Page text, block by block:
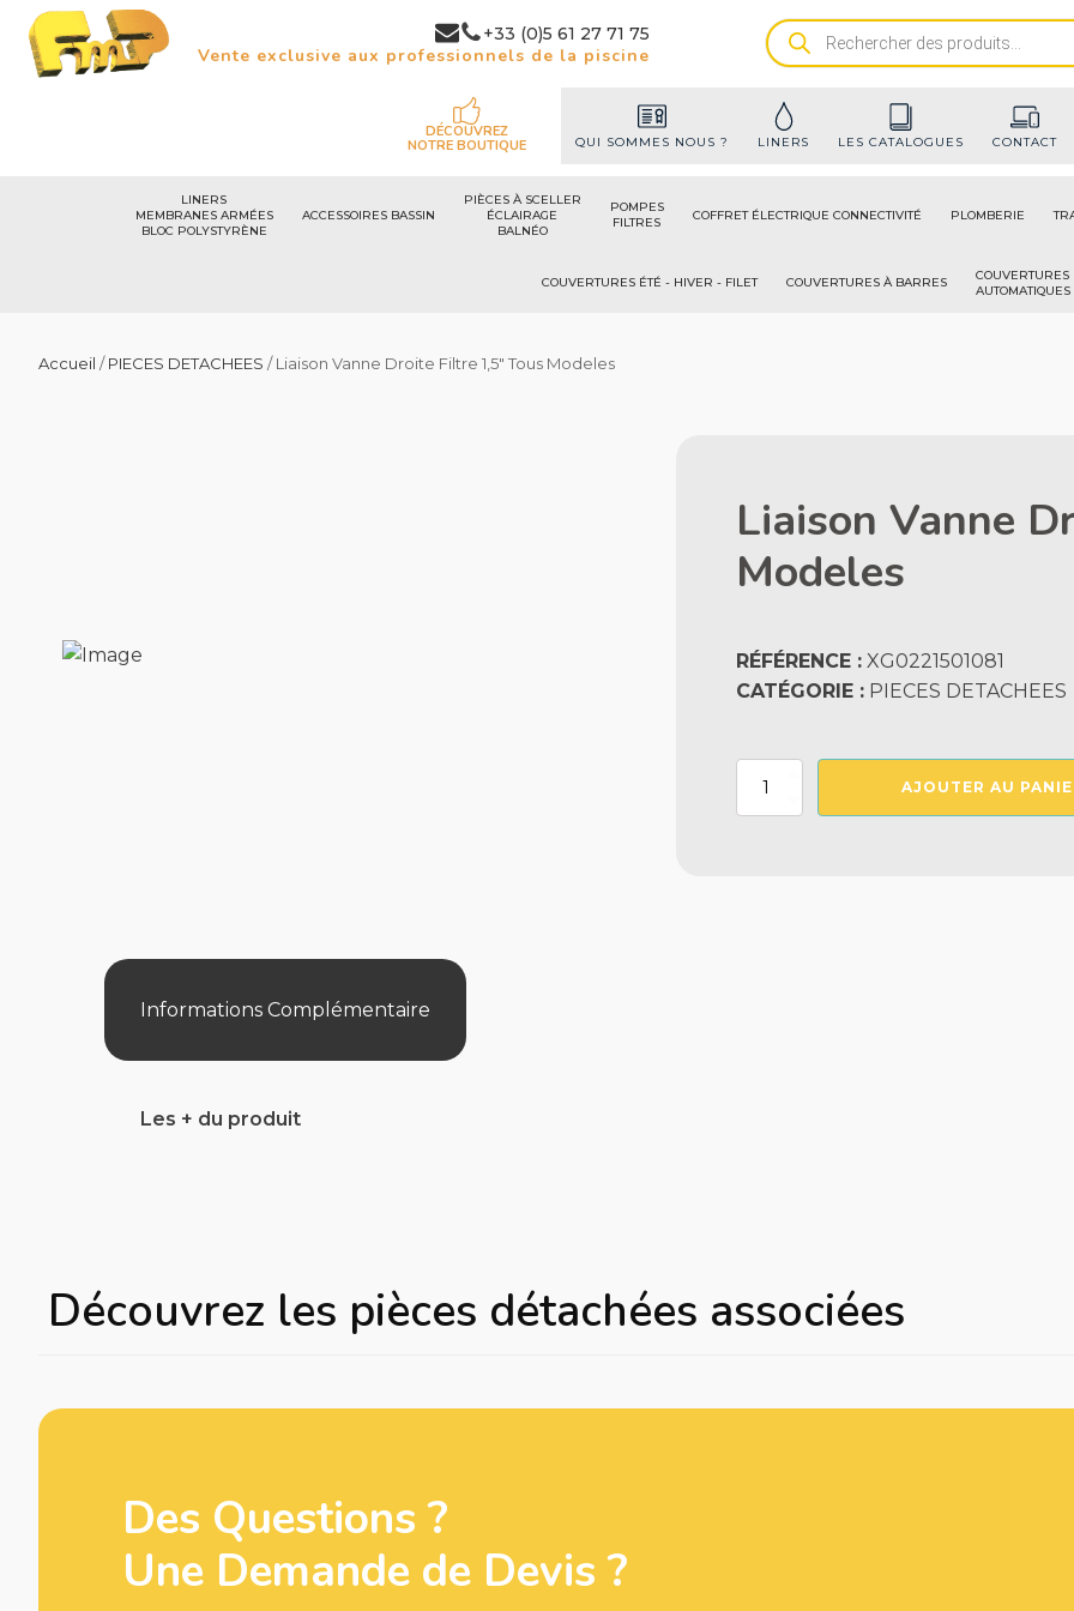
+33 (0)5 61 27 71 75
Vente exclusive aux professionnels de la piscine
Recherche
de
DÉCOUVREZ
NOTRE BOUTIQUE
QUI SOMMES NOUS ? LINERS LES CATALOGUES CONTACT
LINERS
MEMBRANES ARMÉES
BLOC POLYSTYRÈNE
ACCESSOIRES BASSIN
PIÈCES À SCELLER
ÉCLAIRAGE
BALNÉO
POMPES
FILTRES
COFFRET ÉLECTRIQUE CONNECTIVITÉ PLOMBERIE
COUVERTURES ÉTÉ - HIVER - FILET COUVERTURES À BARRES
COUVERTURES
AUTOMATIQUES
Accueil /PIECES DETACHEES / Liaison Vanne Droite Filtre 1,5" Tous Modeles
Liaison Vanne
Modeles
RÉFÉRENCE : XG0221501081
CATÉGORIE : PIECES DETACHEES
quantité
AJOUTER AU
Informations Complémentaire
Les + du produit
Découvrez les pièces détachées associées
Des Questions ?
Une Demande de Devis ?